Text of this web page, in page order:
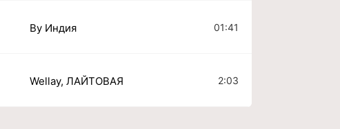
By Индия 01:41
Wellay, ЛАЙТОВАЯ 2:03